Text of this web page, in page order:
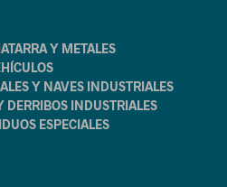
Y METALES
Y NAVES INDUSTRIALES
DERRIBOS INDUSTRIALES
ESPECIALES